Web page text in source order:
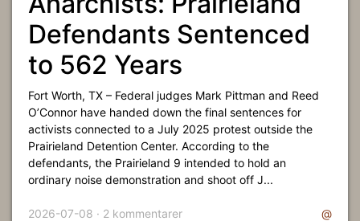
Defendants Sentenced
to 562 Years
Fort Worth, TX – Federal judges Mark Pittman and Reed
O’Connor have handed down the final sentences for
activists connected to a July 2025 protest outside the
Prairieland Detention Center. According to the
defendants, the Prairieland 9 intended to hold an
ordinary noise demonstration and shoot off J...
2026-07-08 · 2 kommentarer @